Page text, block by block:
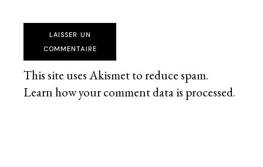
LAISSER UN
COMMENTAIRE
This site uses Akismet to reduce spam.
Learn how your comment data is processed.